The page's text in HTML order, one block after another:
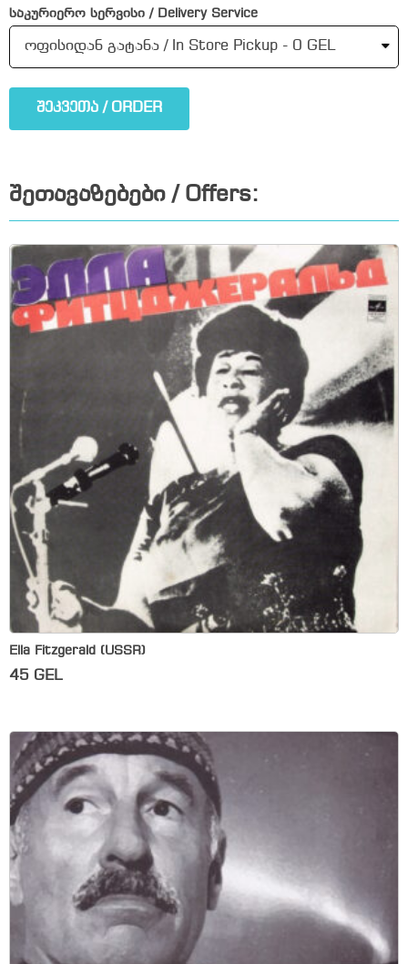
საკურიერო სერვისი / Delivery Service
შეკვეთა / ORDER
შეთავაზებები / Offers:
Ella Fitzgerald (USSR)
45 GEL